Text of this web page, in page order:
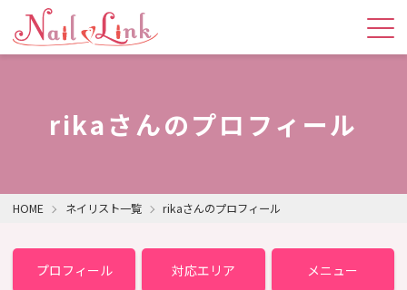
rikaさんのプロフィール
HOME ネイリスト一覧 rikaさんのプロフィール
プロフィール 対応エリア メニュー